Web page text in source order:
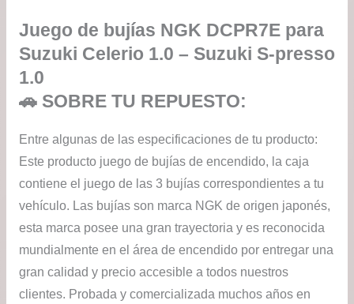
Juego de bujías NGK DCPR7E para
Suzuki Celerio 1.0 – Suzuki S-presso
1.0
🚗 SOBRE TU REPUESTO:
Entre algunas de las especificaciones de tu producto:
Este producto juego de bujías de encendido, la caja
contiene el juego de las 3 bujías correspondientes a tu
vehículo. Las bujías son marca NGK de origen japonés,
esta marca posee una gran trayectoria y es reconocida
mundialmente en el área de encendido por entregar una
gran calidad y precio accesible a todos nuestros
clientes. Probada y comercializada muchos años en